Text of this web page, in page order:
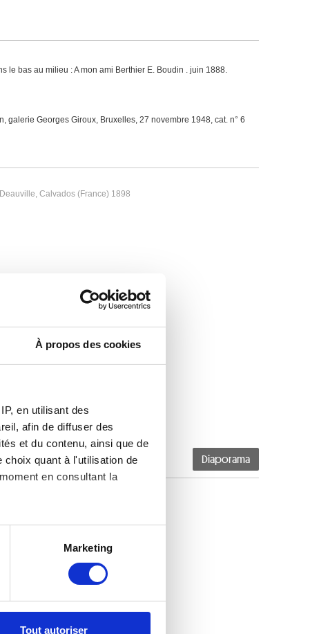
À propos des cookies
en utilisant des
afin de diffuser des
et du contenu, ainsi que de
choix quant à l'utilisation de
en consultant la
à plusieurs mètres près
Marketing
Tout autoriser
le bas au milieu : A mon ami Berthier E. Boudin . juin 1888.
galerie Georges Giroux, Bruxelles, 27 novembre 1948, cat. n° 6
Calvados (France) 1898
Diaporama